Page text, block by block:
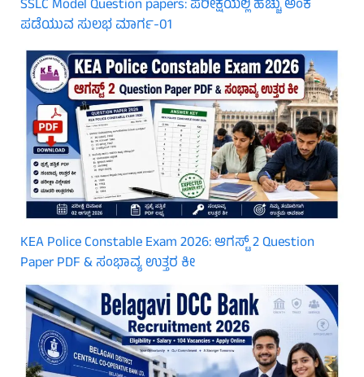
SSLC Model Question papers: ಪರೀಕ್ಷೆಯಲ್ಲಿ ಹೆಚ್ಚು ಅಂಕ
ಪಡೆಯುವ ಸುಲಭ ಮಾರ್ಗ-01
KEA Police Constable Exam 2026: ಆಗಸ್ಟ್ 2 Question
Paper PDF & ಸಂಭಾವ್ಯ ಉತ್ತರ ಕೀ